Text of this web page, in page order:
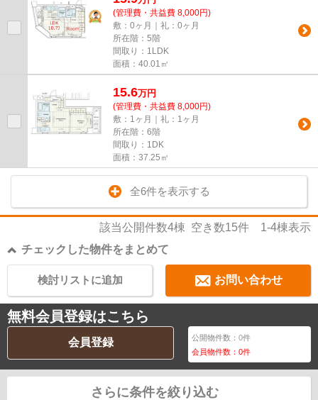
(管理費・共益費 8,000円)
敷：0ヶ月｜礼：0ヶ月
所在階：5階
間取り：1LDK
面積：40.01㎡
15.6万円
(管理費・共益費 8,000円)
敷：1ヶ月｜礼：1ヶ月
所在階：6階
間取り：1DK
面積：37.25㎡
全6件を表示する
該当公開件数4棟 空き数15件 1-4棟表示
チェックした物件をまとめて
お問い合わせ
検討リストに追加
無料会員登録はこちら
会員登録 公開物件数：0件
会員物件数：0件
さらに条件を絞り込む